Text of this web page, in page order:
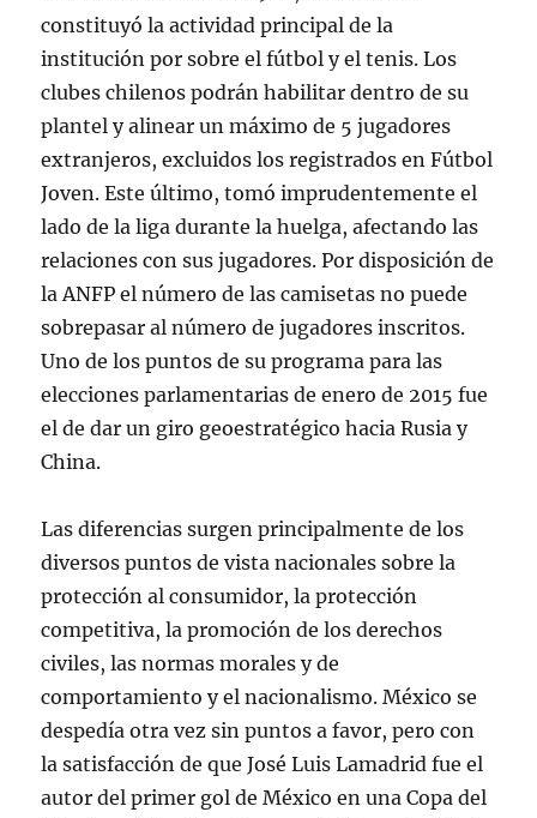
constituyó la actividad principal de la
institución por sobre el fútbol y el tenis. Los
clubes chilenos podrán habilitar dentro de su
plantel y alinear un máximo de 5 jugadores
extranjeros, excluidos los registrados en Fútbol
Joven. Este último, tomó imprudentemente el
lado de la liga durante la huelga, afectando las
relaciones con sus jugadores. Por disposición de
la ANFP el número de las camisetas no puede
sobrepasar al número de jugadores inscritos.
Uno de los puntos de su programa para las
elecciones parlamentarias de enero de 2015 fue
el de dar un giro geoestratégico hacia Rusia y
China.
Las diferencias surgen principalmente de los
diversos puntos de vista nacionales sobre la
protección al consumidor, la protección
competitiva, la promoción de los derechos
civiles, las normas morales y de
comportamiento y el nacionalismo. México se
despedía otra vez sin puntos a favor, pero con
la satisfacción de que José Luis Lamadrid fue el
autor del primer gol de México en una Copa del